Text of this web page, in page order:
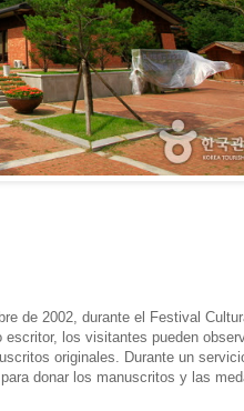
de 2002, durante el Festival
los visitantes pueden
originales. Durante un
donar los manuscritos y las